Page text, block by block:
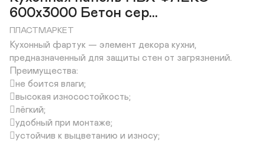
600х3000 Бетон сер...
ПЛАСТМАРКЕТ
Кухонный фартук — элемент декора кухни,
предназначенный для защиты стен от загрязнений.
Преимущества:
не боится влаги;
высокая износостойкость;
лёгкий;
удобный при монтаже;
устойчив к выцветанию и износу;